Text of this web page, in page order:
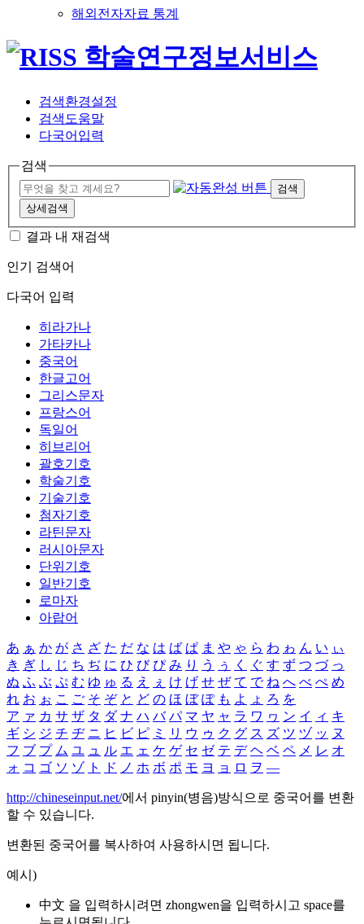
해외전자자료 통계
검색환경설정
검색도움말
다국어입력
검색
검색
상세검색
결과 내 재검색
인기 검색어
다국어 입력
히라가나
가타카나
중국어
한글고어
그리스문자
프랑스어
독일어
히브리어
괄호기호
학술기호
기술기호
첨자기호
라틴문자
러시아문자
단위기호
일반기호
로마자
아랍어
あ ぁ か が さ ざ た だ な は ば ぱ ま や ゃ ら わ ゎ ん い ぃ
き ぎ し じ ち ぢ に ひ び ぴ み り う ぅ く ぐ す ず つ づ っ
ぬ ふ ぶ ぷ む ゆ ゅ る え ぇ け げ せ ぜ て で ね へ べ ぺ め
れ お ぉ こ ご そ ぞ と ど の ほ ぼ ぽ も よ ょ ろ を
ア ァ カ サ ザ タ ダ ナ ハ バ パ マ ヤ ャ ラ ワ ヮ ン イ ィ キ
ギ シ ジ チ ヂ ニ ヒ ビ ピ ミ リ ウ ゥ ク グ ス ズ ツ ヅ ッ ヌ
フ ブ プ ム ユ ュ ル エ ェ ケ ゲ セ ゼ テ デ ヘ ベ ペ メ レ オ
ォ コ ゴ ソ ゾ ト ド ノ ホ ボ ポ モ ヨ ョ ロ ヲ ―
http://chineseinput.net/에서 pinyin(병음)방식으로 중국어를 변환
할 수 있습니다.
변환된 중국어를 복사하여 사용하시면 됩니다.
예시)
中文 을 입력하시려면 zhongwen을 입력하시고 space를